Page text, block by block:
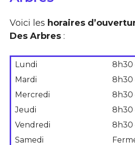
Voici les horaires
Des Arbres :
Lundi
8h30
Mardi
8h30
Mercredi
8h30
Jeudi
8h30
Vendredi
8h30
Samedi